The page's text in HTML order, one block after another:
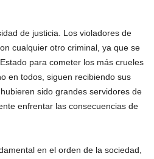
de justicia. Los violadores de
cualquier otro criminal, ya que se
para cometer los más crueles
en todos, siguen recibiendo sus
sido grandes servidores de
enfrentar las consecuencias de
en el orden de la sociedad,